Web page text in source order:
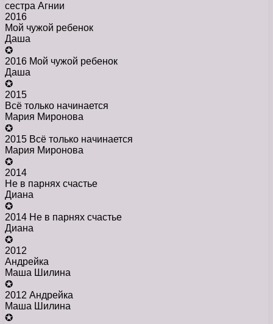
сестра Агнии
2016
Мой чужой ребенок
Даша
✪
2016 Мой чужой ребенок
Даша
✪
2015
Всё только начинается
Мария Миронова
✪
2015 Всё только начинается
Мария Миронова
✪
2014
Не в парнях счастье
Диана
✪
2014 Не в парнях счастье
Диана
✪
2012
Андрейка
Маша Шилина
✪
2012 Андрейка
Маша Шилина
✪